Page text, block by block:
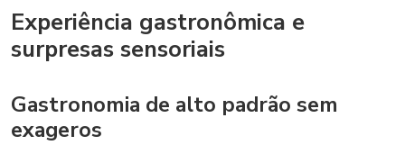
Experiência gastronômica e
surpresas sensoriais
Gastronomia de alto padrão sem
exageros